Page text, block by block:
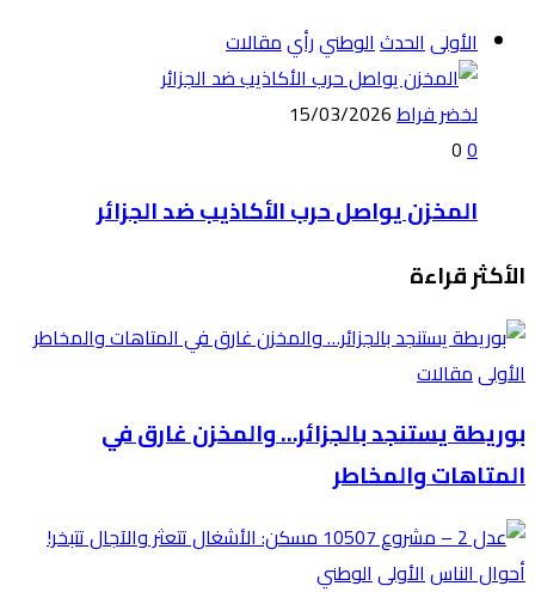
الأولىالحدثالوطنيرأيمقالات
لخضر فراط15/03/2026
0
0
المخزن يواصل حرب الأكاذيب ضد الجزائر
الأكثر قراءة
الأولىمقالات
بوريطة يستنجد بالجزائر… والمخزن غارق في
المتاهات والمخاطر
أحوال الناسالأولىالوطني